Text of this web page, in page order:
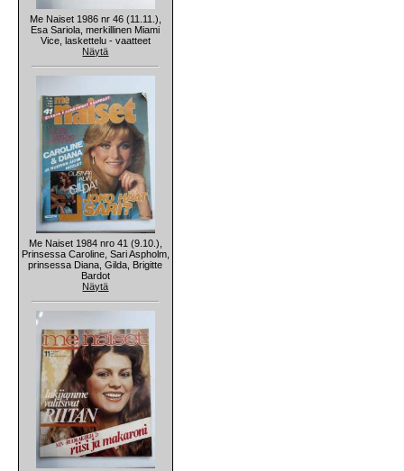
Me Naiset 1986 nr 46 (11.11.),
Esa Sariola, merkillinen Miami
Vice, laskettelu - vaatteet
Näytä
Me Naiset 1984 nro 41 (9.10.),
Prinsessa Caroline, Sari Aspholm,
prinsessa Diana, Gilda, Brigitte
Bardot
Näytä